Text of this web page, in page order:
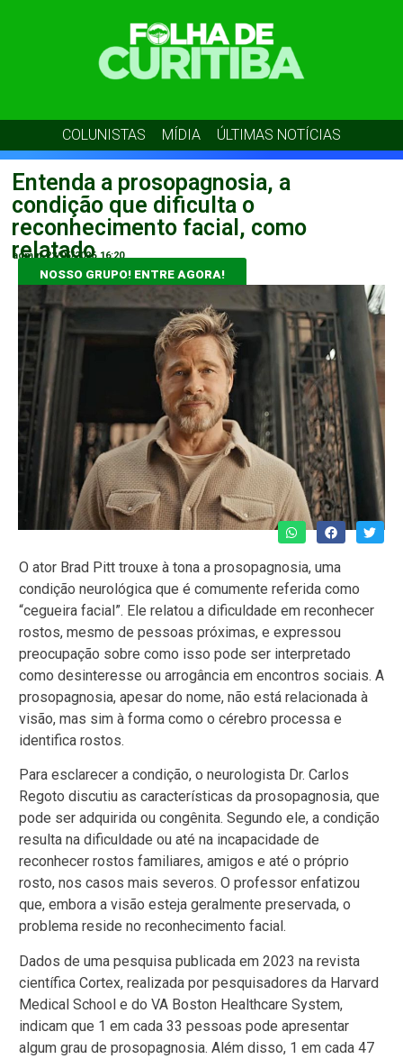
COLUNISTAS MÍDIA ÚLTIMAS NOTÍCIAS
Entenda a prosopagnosia, a
condição que dificulta o
reconhecimento facial, como
relatado
admin 22/05/2026 16:20
NOSSO GRUPO! ENTRE AGORA!
O ator Brad Pitt trouxe à tona a prosopagnosia, uma
condição neurológica que é comumente referida como
“cegueira facial”. Ele relatou a dificuldade em reconhecer
rostos, mesmo de pessoas próximas, e expressou
preocupação sobre como isso pode ser interpretado
como desinteresse ou arrogância em encontros sociais. A
prosopagnosia, apesar do nome, não está relacionada à
visão, mas sim à forma como o cérebro processa e
identifica rostos.
Para esclarecer a condição, o neurologista Dr. Carlos
Regoto discutiu as características da prosopagnosia, que
pode ser adquirida ou congênita. Segundo ele, a condição
resulta na dificuldade ou até na incapacidade de
reconhecer rostos familiares, amigos e até o próprio
rosto, nos casos mais severos. O professor enfatizou
que, embora a visão esteja geralmente preservada, o
problema reside no reconhecimento facial.
Dados de uma pesquisa publicada em 2023 na revista
científica Cortex, realizada por pesquisadores da Harvard
Medical School e do VA Boston Healthcare System,
indicam que 1 em cada 33 pessoas pode apresentar
algum grau de prosopagnosia. Além disso, 1 em cada 47